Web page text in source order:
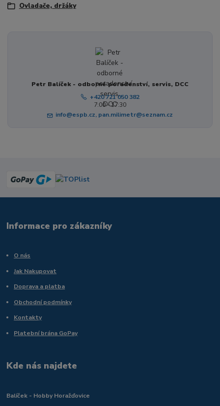
Ovladače, držáky
Petr Balíček - odborné poradenství, servis, DCC
+420 721 050 382
7:00 - 17:30
info@espb.cz, pan.milimetr@seznam.cz
Informace pro zákazníky
O nás
Jak Nakupovat
Doprava a platba
Obchodní podmínky
Kontakty
Platební brána GoPay
Kde nás najdete
Balíček - Hobby Horažďovice